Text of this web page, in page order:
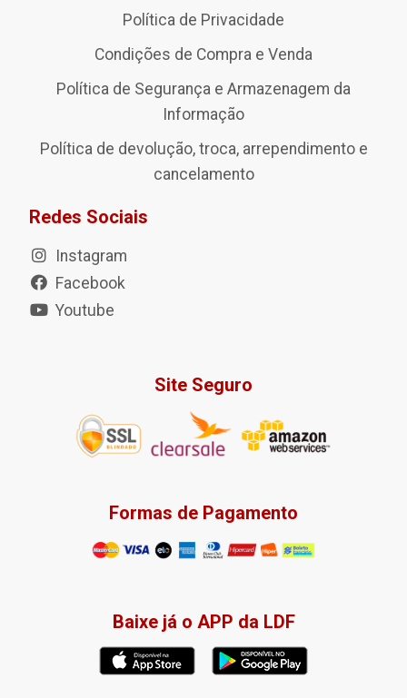
Política de Privacidade
Condições de Compra e Venda
Política de Segurança e Armazenagem da
Informação
Política de devolução, troca, arrependimento e
cancelamento
Redes Sociais
Instagram
Facebook
Youtube
Site Seguro
Formas de Pagamento
Baixe já o APP da LDF